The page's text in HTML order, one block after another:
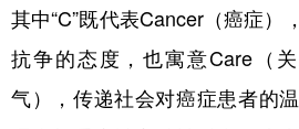
其中“C”既代表Cancer（癌症）
抗争的态度，也寓意Care（
气），传递社会对癌症患者的